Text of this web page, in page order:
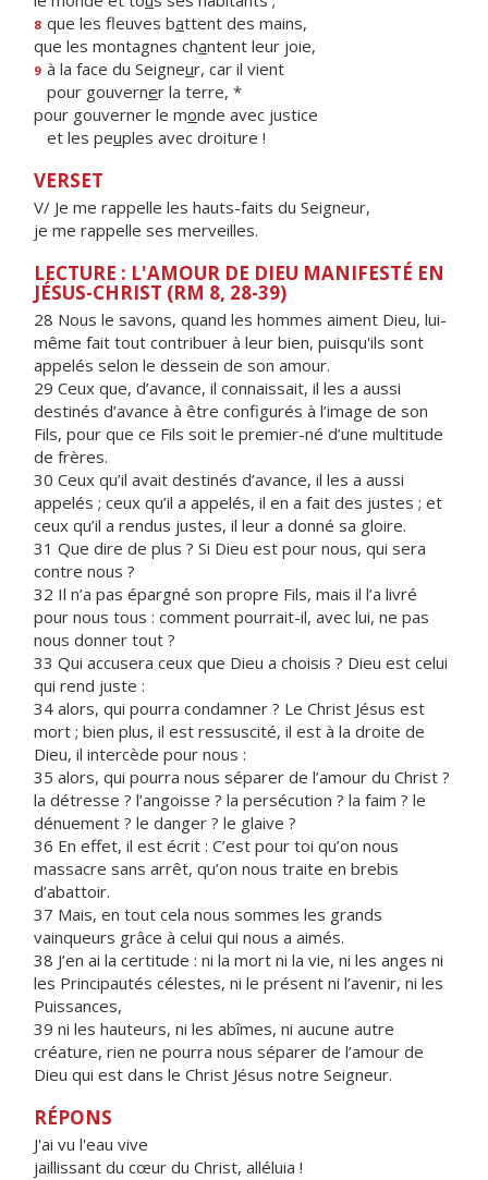
8 que les fleuves battent des mains,
que les montagnes chantent leur joie,
9 à la face du Seigneur, car il vient
pour gouverner la terre, *
pour gouverner le monde avec justice
et les peuples avec droiture !
VERSET
V/ Je me rappelle les hauts-faits du Seigneur,
je me rappelle ses merveilles.
LECTURE : L'AMOUR DE DIEU MANIFESTÉ EN
JÉSUS-CHRIST (RM 8, 28-39)
28 Nous le savons, quand les hommes aiment Dieu, lui-
même fait tout contribuer à leur bien, puisqu'ils sont
appelés selon le dessein de son amour.
29 Ceux que, d’avance, il connaissait, il les a aussi
destinés d’avance à être configurés à l’image de son
Fils, pour que ce Fils soit le premier-né d’une multitude
de frères.
30 Ceux qu’il avait destinés d’avance, il les a aussi
appelés ; ceux qu’il a appelés, il en a fait des justes ; et
ceux qu’il a rendus justes, il leur a donné sa gloire.
31 Que dire de plus ? Si Dieu est pour nous, qui sera
contre nous ?
32 Il n’a pas épargné son propre Fils, mais il l’a livré
pour nous tous : comment pourrait-il, avec lui, ne pas
nous donner tout ?
33 Qui accusera ceux que Dieu a choisis ? Dieu est celui
qui rend juste :
34 alors, qui pourra condamner ? Le Christ Jésus est
mort ; bien plus, il est ressuscité, il est à la droite de
Dieu, il intercède pour nous :
35 alors, qui pourra nous séparer de l’amour du Christ ?
la détresse ? l’angoisse ? la persécution ? la faim ? le
dénuement ? le danger ? le glaive ?
36 En effet, il est écrit : C’est pour toi qu’on nous
massacre sans arrêt, qu’on nous traite en brebis
d’abattoir.
37 Mais, en tout cela nous sommes les grands
vainqueurs grâce à celui qui nous a aimés.
38 J’en ai la certitude : ni la mort ni la vie, ni les anges ni
les Principautés célestes, ni le présent ni l’avenir, ni les
Puissances,
39 ni les hauteurs, ni les abîmes, ni aucune autre
créature, rien ne pourra nous séparer de l’amour de
Dieu qui est dans le Christ Jésus notre Seigneur.
RÉPONS
J'ai vu l'eau vive
jaillissant du cœur du Christ, alléluia !